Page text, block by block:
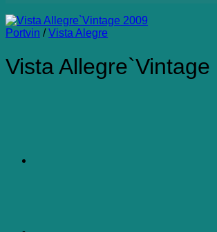
Portvin / Vista Alegre
Vista Allegre`Vintage